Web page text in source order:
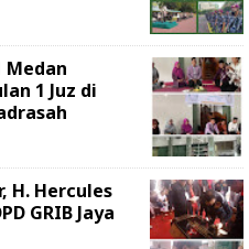
Medan
1 Juz di
H. Hercules
GRIB Jaya